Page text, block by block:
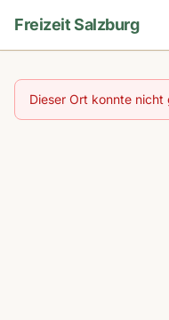
Freizeit Salzburg
Dieser Ort konnte nicht